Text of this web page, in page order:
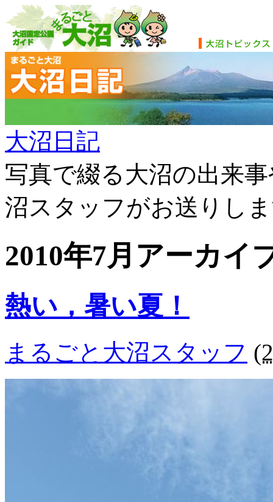
大沼日記
写真で綴る大沼の出来
沼スタッフがお送りし
2010年7月アーカイ
熱い，暑い夏！
まるごと大沼スタッフ (